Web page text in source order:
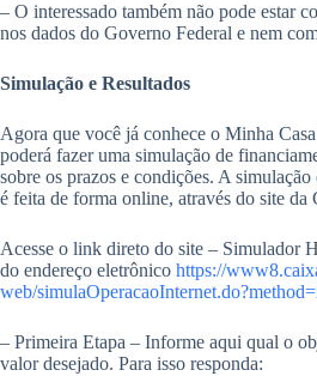
– O interessado também não pode estar
nos dados do Governo Federal e nem
Simulação e Resultados
Agora que você já conhece o Minha
poderá fazer uma simulação de
sobre os prazos e condições. A
é feita de forma online, através do site da
Acesse o link direto do site – Simulador
do endereço eletrônico https://
web/
– Primeira Etapa – Informe aqui qual o
valor desejado. Para isso responda: